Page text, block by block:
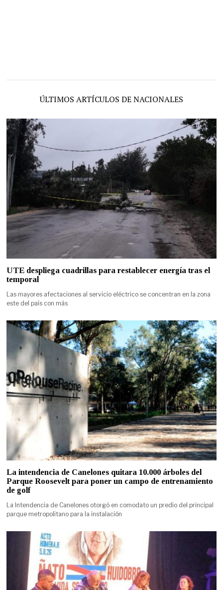
ÚLTIMOS ARTÍCULOS DE NACIONALES
UTE despliega cuadrillas para restablecer energía tras el
temporal
Las mayores afectaciones al servicio eléctrico se concentran en la zona
este del país con más
La intendencia de Canelones quitara 10.000 árboles del
Parque Roosevelt para poner un campo de entrenamiento
de golf
La Intendencia de Canelones otorgó en comodato un predio del principal
parque metropolitano para la instalación